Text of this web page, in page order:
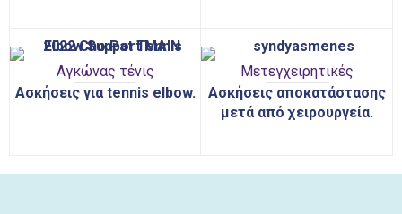
Αγκώνας τένις
Ασκήσεις για tennis elbow.
Μετεγχειρητικές
Ασκήσεις αποκατάστασης
μετά από χειρουργεία.